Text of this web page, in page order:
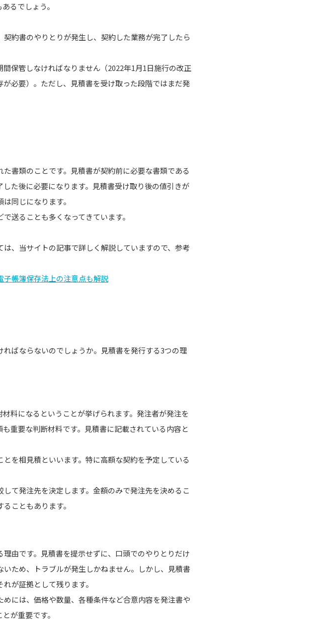
るでしょう。
約書のやりとりが発生し、契約した業務が完了したら
保管しなければなりません（2022年1月1日施行の改正
必要）。ただし、見積書を受け取った段階ではまだ発
書類のことです。見積書が契約前に必要な書類である
た後に必要になります。見積書受け取り後の値引きが
同じになります。
送ることも多くなってきています。
、当サイトの記事で詳しく解説していますので、参考
帳簿保存法上の注意点も解説
ばならないのでしょうか。見積書を発行する3つの理
料になるということが挙げられます。発注者が発注を
重要な判断材料です。見積書に記載されている内容と
を相見積といいます。特に高額な契約を予定している
て発注先を決定します。金額のみで発注先を決めるこ
こともあります。
由です。見積書を提示せずに、口頭でのやりとりだけ
ため、トラブルが発生しかねません。しかし、見積書
が証拠として残ります。
には、価格や数量、各種条件など合意内容を発注書や
が重要です。